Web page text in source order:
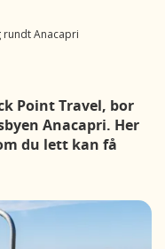
Anacapri
Point Travel, bor
Anacapri. Her
du lett kan få